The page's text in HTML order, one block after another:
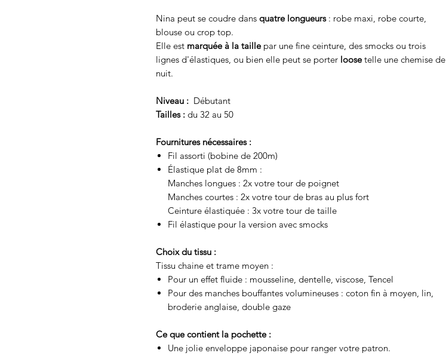
Nina peut se coudre dans quatre longueurs: robe maxi, robe courte,
blouse ou crop top.
Elle est marquée à la taillepar une fine ceinture, des smocks ou trois
lignes d'élastiques, ou bien elle peut se porter loosetelle une chemise de
nuit.
Niveau : Débutant
Tailles : du 32 au 50
Fournitures nécessaires :
Fil assorti (bobine de 200m)
Élastique plat de 8mm :
Manches longues : 2x votre tour de poignet
Manches courtes : 2x votre tour de bras au plus fort
Ceinture élastiquée : 3x votre tour de taille
Fil élastique pour la version avec smocks
Choix du tissu :
Tissu chaine et trame moyen :
Pour un effet fluide : mousseline, dentelle, viscose, Tencel
Pour des manches bouffantes volumineuses : coton fin à moyen, lin,
broderie anglaise, double gaze
Ce que contient la pochette :
Une jolie enveloppe japonaise pour ranger votre patron.